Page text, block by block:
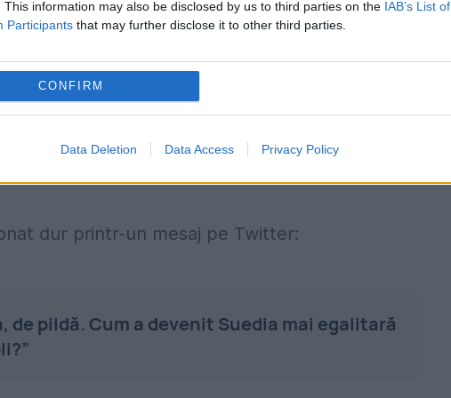
This information may also be disclosed by us to third parties on the IAB’s List of
Participants that may further disclose it to other third parties.
CONFIRM
Data Deletion Data Access Privacy Policy
Automobiliștii s-au trezit că stau ore
la deszăpezire trotuarelor.
care duceau copiii nu au putut
sau mașinile de pompieri au fost
dur printr-un mesaj pe Twitter:
de pildă. Cum a devenit Suedia mai egalitară